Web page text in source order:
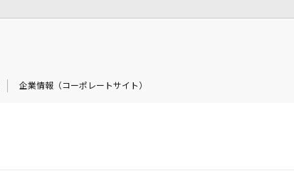
企業情報（コーポレートサイト）